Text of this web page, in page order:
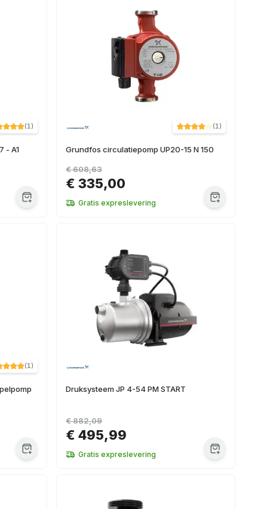
(1)
- A1
(1)
Grundfos circulatiepomp UP20-15 N 150
€ 335,00
€ 608,63
Gratis expreslevering
(1)
Druksysteem JP 4-54 PM START
€ 495,99
€ 882,09
Gratis expreslevering